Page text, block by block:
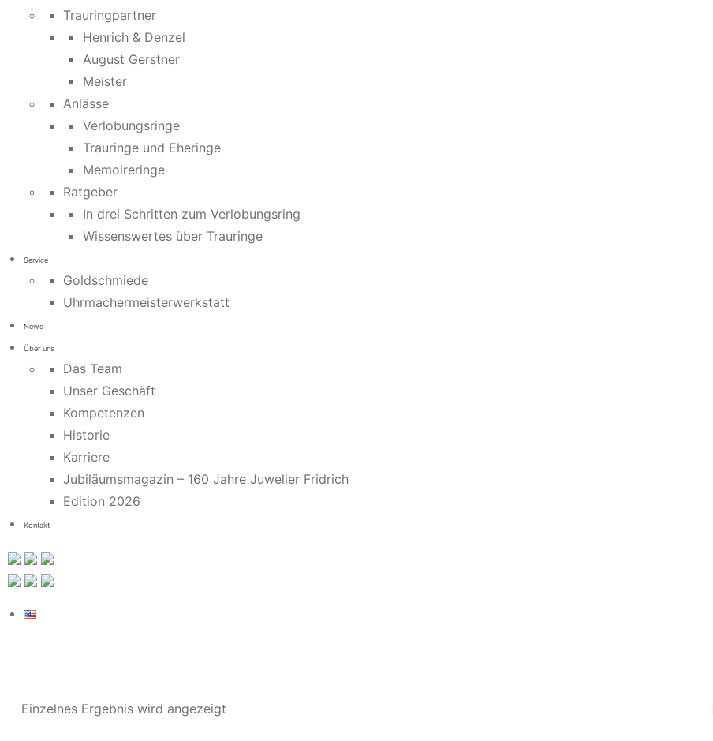
Trauringpartner
Henrich & Denzel
August Gerstner
Meister
Anlässe
Verlobungsringe
Trauringe und Eheringe
Memoireringe
Ratgeber
In drei Schritten zum Verlobungsring
Wissenswertes über Trauringe
Service
Goldschmiede
Uhrmachermeisterwerkstatt
News
Über uns
Das Team
Unser Geschäft
Kompetenzen
Historie
Karriere
Jubiläumsmagazin – 160 Jahre Juwelier Fridrich
Edition 2026
Kontakt
Einzelnes Ergebnis wird angezeigt